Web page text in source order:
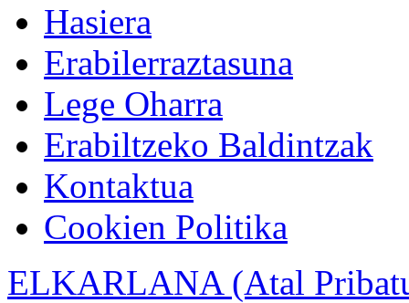
Hasiera
Erabilerraztasuna
Lege Oharra
Erabiltzeko Baldintzak
Kontaktua
Cookien Politika
ELKARLANA (Atal